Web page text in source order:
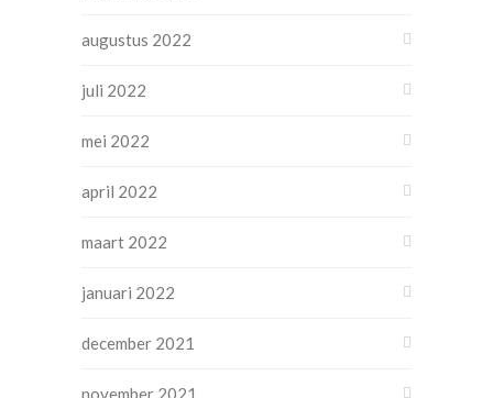
augustus 2022
juli 2022
mei 2022
april 2022
maart 2022
januari 2022
december 2021
november 2021